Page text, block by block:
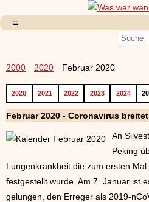
2000 2020 Februar 2020
2020 2021 2022 2023 2024
Februar 2020 - Coronavirus
An
Peking
Lungenkrankheit die zum ersten
festgestellt wurde. Am 7. Januar ist
gelungen, den Erreger als 2019-